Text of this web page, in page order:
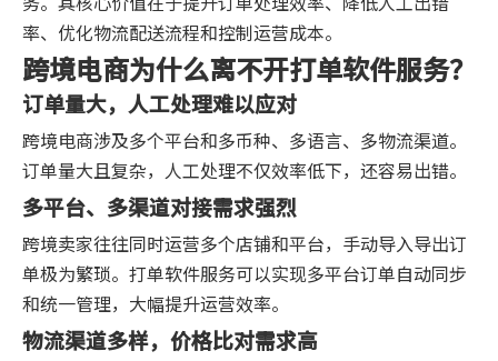
率、优化物流配送流程和控制运营成本。
跨境电商为什么离不开打单软件服务？
订单量大，人工处理难以应对
跨境电商涉及多个平台和多币种、多语言、多物流渠道。
订单量大且复杂，人工处理不仅效率低下，还容易出错。
多平台、多渠道对接需求强烈
跨境卖家往往同时运营多个店铺和平台，手动导入导出订
单极为繁琐。打单软件服务可以实现多平台订单自动同步
和统一管理，大幅提升运营效率。
物流渠道多样，价格比对需求高